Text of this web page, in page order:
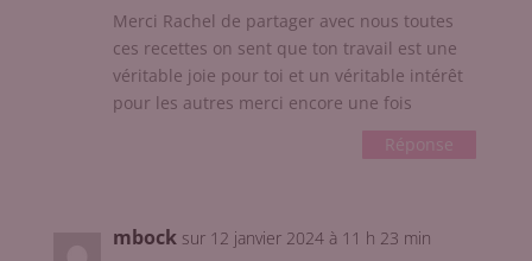
Merci Rachel de partager avec nous toutes
ces recettes on sent que ton travail est une
véritable joie pour toi et un véritable intérêt
pour les autres merci encore une fois
Réponse
mbock sur 12 janvier 2024 à 11 h 23 min